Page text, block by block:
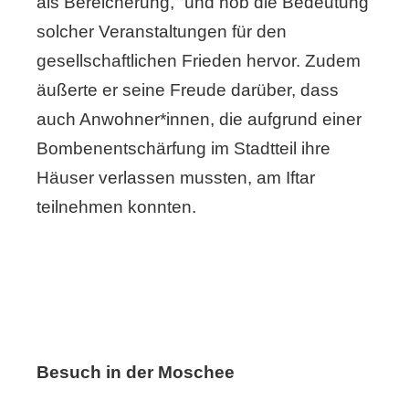
solcher Veranstaltungen für den
gesellschaftlichen Frieden hervor. Zudem
äußerte er seine Freude darüber, dass
auch Anwohner*innen, die aufgrund einer
Bombenentschärfung im Stadtteil ihre
Häuser verlassen mussten, am Iftar
teilnehmen konnten.
Besuch in der Moschee